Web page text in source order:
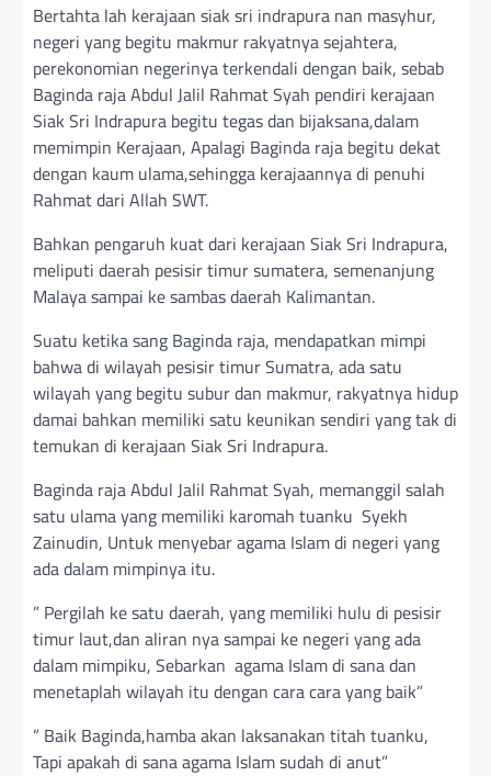
Bertahta lah kerajaan siak sri indrapura nan masyhur,
negeri yang begitu makmur rakyatnya sejahtera,
perekonomian negerinya terkendali dengan baik, sebab
Baginda raja Abdul Jalil Rahmat Syah pendiri kerajaan
Siak Sri Indrapura begitu tegas dan bijaksana,dalam
memimpin Kerajaan, Apalagi Baginda raja begitu dekat
dengan kaum ulama,sehingga kerajaannya di penuhi
Rahmat dari Allah SWT.
Bahkan pengaruh kuat dari kerajaan Siak Sri Indrapura,
meliputi daerah pesisir timur sumatera, semenanjung
Malaya sampai ke sambas daerah Kalimantan.
Suatu ketika sang Baginda raja, mendapatkan mimpi
bahwa di wilayah pesisir timur Sumatra, ada satu
wilayah yang begitu subur dan makmur, rakyatnya hidup
damai bahkan memiliki satu keunikan sendiri yang tak di
temukan di kerajaan Siak Sri Indrapura.
Baginda raja Abdul Jalil Rahmat Syah, memanggil salah
satu ulama yang memiliki karomah tuanku Syekh
Zainudin, Untuk menyebar agama Islam di negeri yang
ada dalam mimpinya itu.
” Pergilah ke satu daerah, yang memiliki hulu di pesisir
timur laut,dan aliran nya sampai ke negeri yang ada
dalam mimpiku, Sebarkan agama Islam di sana dan
menetaplah wilayah itu dengan cara cara yang baik”
” Baik Baginda,hamba akan laksanakan titah tuanku,
Tapi apakah di sana agama Islam sudah di anut”